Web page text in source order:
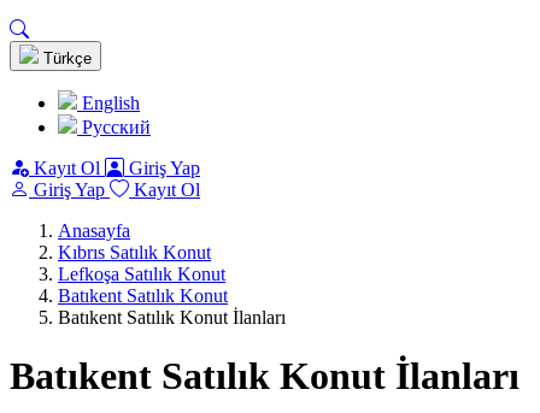
Türkçe
English
Pусский
Kayıt Ol
Giriş Yap
Giriş Yap
Kayıt Ol
Anasayfa
Kıbrıs Satılık Konut
Lefkoşa Satılık Konut
Batıkent Satılık Konut
Batıkent Satılık Konut İlanları
Batıkent Satılık Konut İlanları